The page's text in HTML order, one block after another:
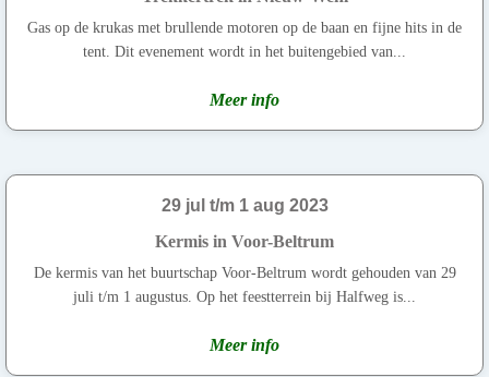
Gas op de krukas met brullende motoren op de baan en fijne hits in de
tent. Dit evenement wordt in het buitengebied van...
Meer info
29 jul t/m 1 aug 2023
Kermis in Voor-Beltrum
De kermis van het buurtschap Voor-Beltrum wordt gehouden van 29
juli t/m 1 augustus. Op het feestterrein bij Halfweg is...
Meer info